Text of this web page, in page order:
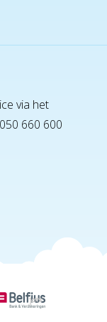
via het
660 600